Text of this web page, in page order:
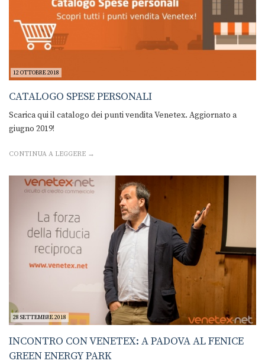
12 OTTOBRE 2018
CATALOGO SPESE PERSONALI
Scarica qui il catalogo dei punti vendita Venetex. Aggiornato a
giugno 2019!
CONTINUA A LEGGERE →
28 SETTEMBRE 2018
INCONTRO CON VENETEX: A PADOVA AL FENICE
GREEN ENERGY PARK